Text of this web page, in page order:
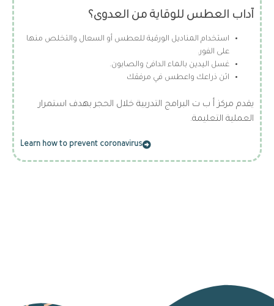
آداب العطس للوقاية من العدوى؟
استخدام المناديل الورقية للعطس أو السعال والتخلص منها
على الفور.
غسل اليدين بالماء الدافئ والصابون.
اثن ذراعك واعطس في مرفقك
يقدم مركز أ ب ت البرامج التدربية خلال الحجر بهدف استمرار
العملية التعليمة.
Learn how to prevent coronavirus